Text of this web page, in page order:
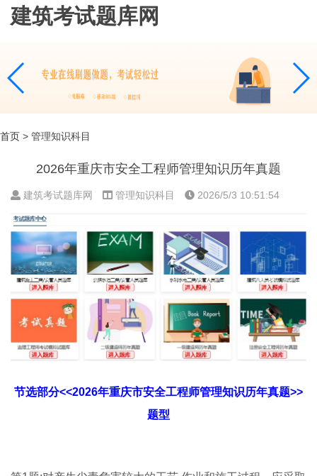
建筑考试题库网
首页 > 管理知识科目
2026年重庆市安全工程师管理知识历年真题
建筑考试题库网 管理知识科目 2026/5/3 10:51:54
节选部分<<2026年重庆市安全工程师管理知识历年真题>>
题型